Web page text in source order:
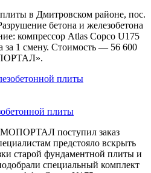
в Дмитровском районе, пос.
бетона и железобетона
компрессор Atlas Copco U175
за 1 смену. Стоимость — 56 600
плиты
поступил заказ
предстояло вскрыть
старой фундаментной плиты и
специальный комплект